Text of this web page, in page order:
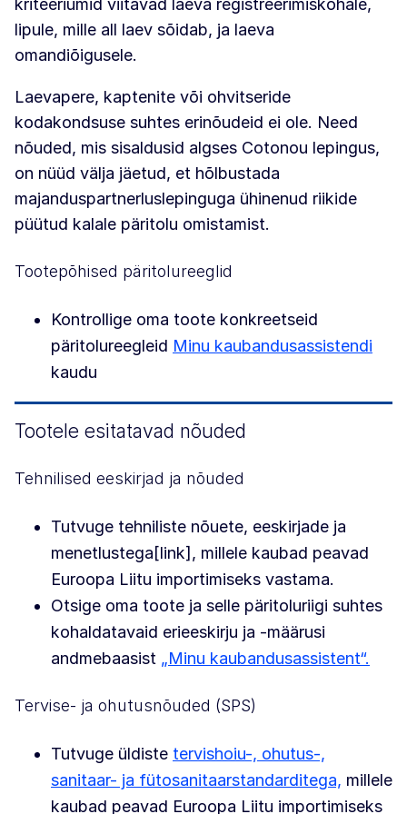
kriteeriumid viitavad laeva registreerimiskohale,
lipule, mille all laev sõidab, ja laeva
omandiõigusele.
Laevapere, kaptenite või ohvitseride
kodakondsuse suhtes erinõudeid ei ole. Need
nõuded, mis sisaldusid algses Cotonou lepingus,
on nüüd välja jäetud, et hõlbustada
majanduspartnerluslepinguga ühinenud riikide
püütud kalale päritolu omistamist.
Tootepõhised päritolureeglid
Kontrollige oma toote konkreetseid
päritolureegleid Minu kaubandusassistendi
kaudu
Tootele esitatavad nõuded
Tehnilised eeskirjad ja nõuded
Tutvuge tehniliste nõuete, eeskirjade ja
menetlustega[link], millele kaubad peavad
Euroopa Liitu importimiseks vastama.
Otsige oma toote ja selle päritoluriigi suhtes
kohaldatavaid erieeskirju ja -määrusi
andmebaasist „Minu kaubandusassistent“.
Tervise- ja ohutusnõuded (SPS)
Tutvuge üldiste tervishoiu-, ohutus-,
sanitaar- ja fütosanitaarstandarditega, millele
kaubad peavad Euroopa Liitu importimiseks